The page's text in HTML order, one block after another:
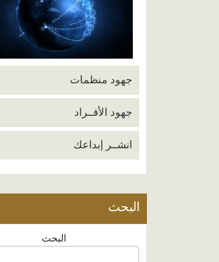
جهود منظمات
جهود الأفــراد
انشــر إبداعك
البحث
البحث